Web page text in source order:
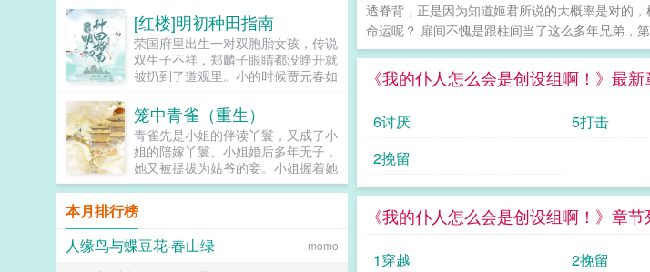
透脊背，正是因为知道姬君所说的大概率是对的
命运呢？ 扉间不愧是跟柱间当了这么多年兄弟，
《我的仆人怎么会是创设组啊！》最
6讨厌 5打击
2挽留
《我的仆人怎么会是创设组啊！》章节
1穿越 2挽留
起救剧情，还是先想想怎么救自己
吧！时寸瑾融合记忆发现虫族世界文
化贫瘠，干脆捡起老本行连夜在星网
直播写文，开播名字上去就是一个经
天回去早，意外发现他竟然有尾勾？
路过雌虫等等？路过雌虫什么？无数
虫震惊点进这个直播间直到下播都没
人走。新号开播当晚，空降top榜！
时寸瑾一战爆火，纯爱战神席卷糙汉
虫族世界观！越来越多雌虫蹲守直播
间，嘲讽蔑视直说不可能有雄虫阁下
会这样！然后耿直打赏。继室友后，
主播又推出同事医生…等系列纯爱狗
血小说令这群单身寡雌欲罢不能！狂
热追捧！谁都想知道主播是谁！可没
婚夫贺南章的粗大腿，好从此过生躺
平摆烂的人生。毕竟这位未婚夫不久
后将会成为书中最强大佬。谁知大佬
不开窍，一心想跟她解除婚约。从此
冯橖的人生信条又多了一样，那就是
山。贺南章反对包办婚姻，从你我做
起！冯橖有人包办还不好吗？再说了
违背妇女意愿是犯法的，我就要嫁给
你！贺南章说的什么胡话！多年后贺
南章你不是说要给嫁给我吗？冯橖我
说胡话的！贺南章直接把人扛到婚礼
现场我当真了！...
[红楼]明初种田指南
荣国府里出生一对双胞胎女孩，传说
双生子不祥，郑麟子眼睛都没睁开就
被扔到了道观里。小的时候贾元春如
长大后贾元春进入深宫从此战战兢
兢，日夜为家族父母机关算尽。郑麟
子开始一点点经营自己的小日子，倒
也过得有滋有味。因为养牛让牛痘提
前出现，因为种棉，引导大家改用飞
梭日子日新月异，但是荣国府却突然
凑上来了。麟子别来沾边，你们姓贾
我姓郑，咱们不是一家人。以下是预
收在始皇帝面前打败李二凤李二凤这
位靠玄武门继承法上位的千古一帝在
笼中青雀（重生）
青雀先是小姐的伴读丫鬟，又成了小
姐的陪嫁丫鬟。小姐婚后多年无子，
她又被提拔为姑爷的妾。小姐握着她
的手说青雀，你信我，将来你的孩子
就是我的孩子，我必不会亏待了你。
青雀信了。她先后生下一女一儿，都
养在小姐膝下。姑爷步步高升，先做
尚书，又做丞相，她的一双儿女日渐
本月排行榜
人缘鸟与蝶豆花·春山绿
momo